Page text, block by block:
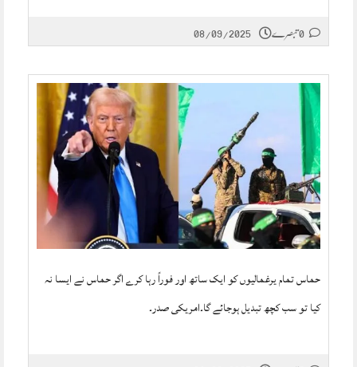
08/09/2025
حماس تمام یرغمالیوں کو ایک ساتھ اور فوراً رہا کرے اگر حماس نے ایسا نہ
کیا تو سب کچھ تبدیل ہوجائے گا۔امریکی صدر۔